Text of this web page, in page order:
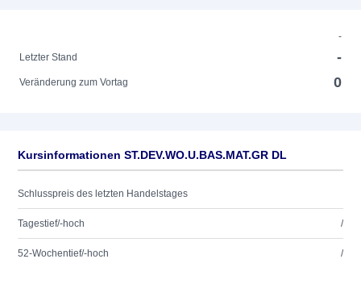
-
Letzter Stand
-
Veränderung zum Vortag 0
Kursinformationen ST.DEV.WO.U.BAS.MAT.GR DL
Schlusspreis des letzten Handelstages
Tagestief/-hoch /
52-Wochentief/-hoch /